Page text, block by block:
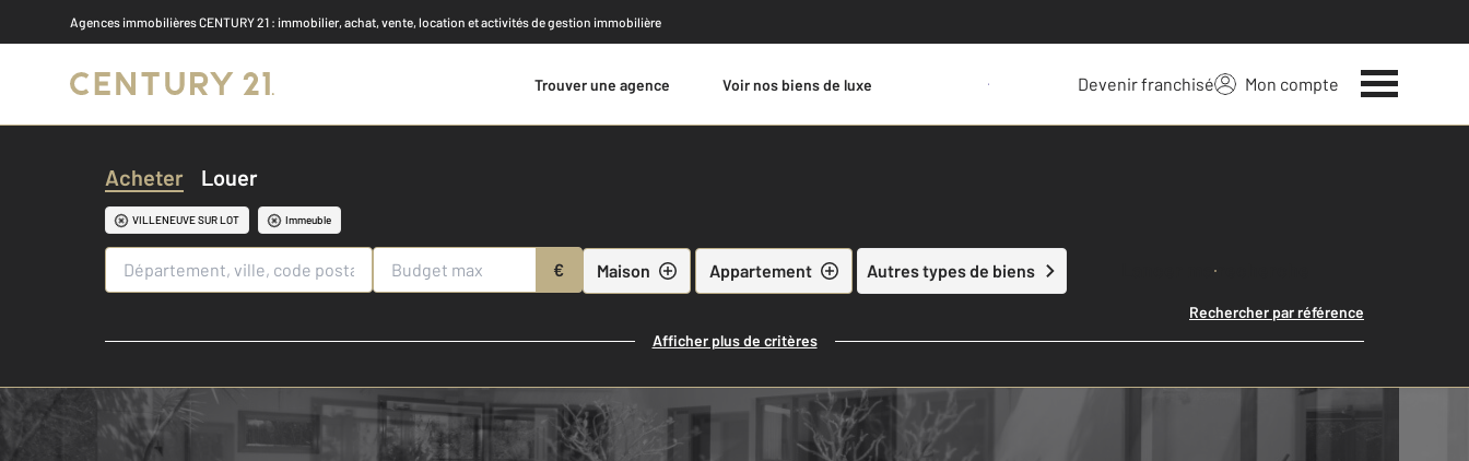
Agences immobilières CENTURY 21 : immobilier, achat, vente, location et activités de gestion immobilière
Trouver une agence Voir nos biens de luxe Estimer votre bien Devenir franchisé Mon compte
Acheter Louer
VILLENEUVE SUR LOT Immeuble
€ Maison Appartement Autres types de biens Lancer ma recherche
Rechercher par référence
Afficher plus de critères